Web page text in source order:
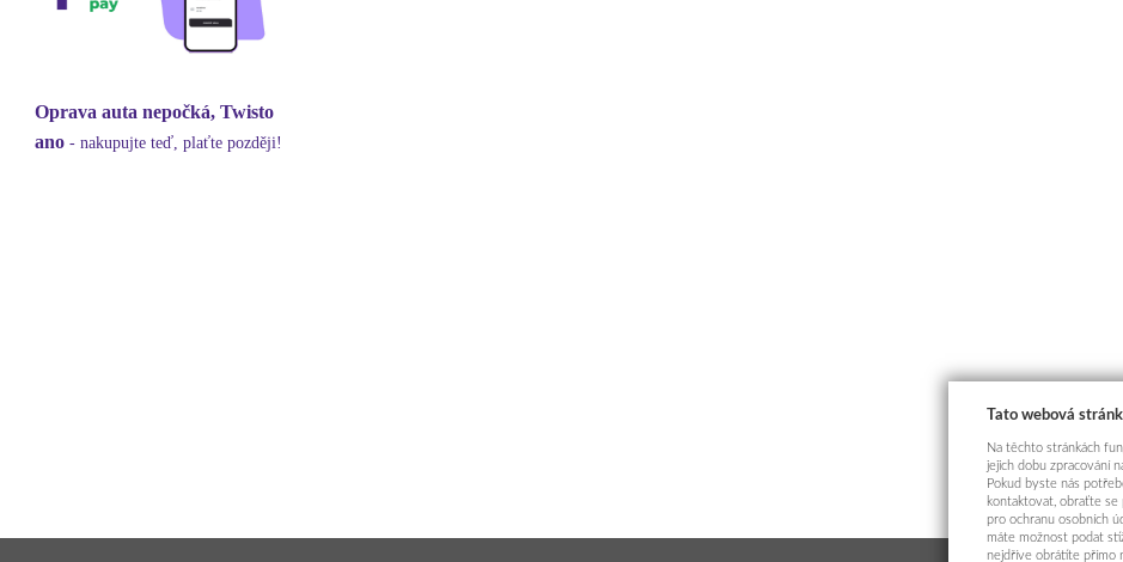
Oprava auta nepočká, Twisto
ano - nakupujte teď, plaťte později!
Tato webová
Na těchto stránkách
jejich dobu zpracování
Pokud byste nás
kontaktovat, obraťte se
pro ochranu osobních
máte možnost podat
nejdříve obrátíte přímo